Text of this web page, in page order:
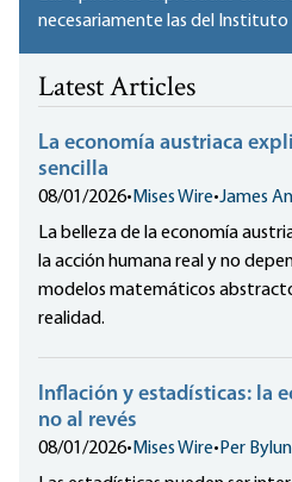
necesariamente las del Instituto
Latest Articles
La economía austriaca
sencilla
08/01/2026• Mises Wire•James
La belleza de la economía
la acción humana real y no
modelos matemáticos
realidad.
Inflación y estadísticas: la
no al revés
08/01/2026• Mises Wire•Per